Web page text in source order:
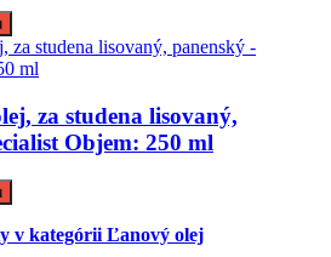
za studena lisovaný,
Objem: 250 ml
v kategórii Ľanový olej